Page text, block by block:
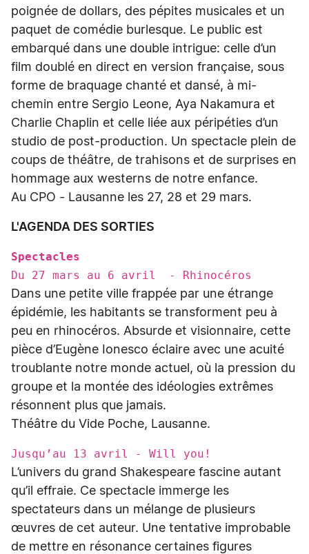
poignée de dollars, des pépites musicales et un
paquet de comédie burlesque. Le public est
embarqué dans une double intrigue: celle d’un
film doublé en direct en version française, sous
forme de braquage chanté et dansé, à mi-
chemin entre Sergio Leone, Aya Nakamura et
Charlie Chaplin et celle liée aux péripéties d’un
studio de post-production. Un spectacle plein de
coups de théâtre, de trahisons et de surprises en
hommage aux westerns de notre enfance.
Au CPO - Lausanne les 27, 28 et 29 mars.
L'AGENDA DES SORTIES
Spectacles
Du 27 mars au 6 avril - Rhinocéros
Dans une petite ville frappée par une étrange
épidémie, les habitants se transforment peu à
peu en rhinocéros. Absurde et visionnaire, cette
pièce d’Eugène Ionesco éclaire avec une acuité
troublante notre monde actuel, où la pression du
groupe et la montée des idéologies extrêmes
résonnent plus que jamais.
Théâtre du Vide Poche, Lausanne.
Jusqu’au 13 avril - Will you!
L’univers du grand Shakespeare fascine autant
qu’il effraie. Ce spectacle immerge les
spectateurs dans un mélange de plusieurs
œuvres de cet auteur. Une tentative improbable
de mettre en résonance certaines figures